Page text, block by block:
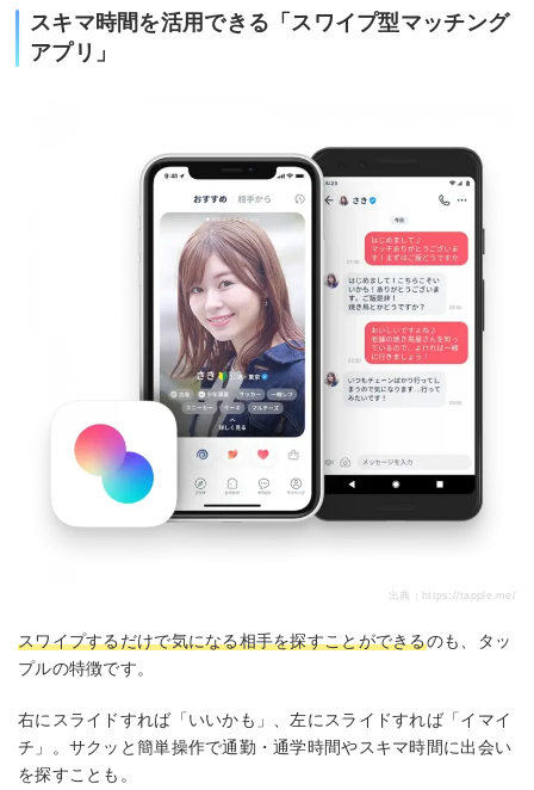
スキマ時間を活用できる「スワイプ型マッチング
アプリ」
出典： https://tapple.me/
スワイプするだけで気になる相手を探すことができるのも、タッ
プルの特徴です。
右にスライドすれば「いいかも」、左にスライドすれば「イマイ
チ」。サクッと簡単操作で通勤・通学時間やスキマ時間に出会い
を探すことも。